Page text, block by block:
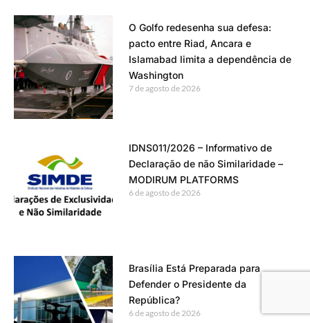
O Golfo redesenha sua defesa:
pacto entre Riad, Ancara e
Islamabad limita a dependência de
Washington
7 de agosto de 2026
IDNS011/2026 – Informativo de
Declaração de não Similaridade –
MODIRUM PLATFORMS
6 de agosto de 2026
Brasília Está Preparada para
Defender o Presidente da
República?
6 de agosto de 2026